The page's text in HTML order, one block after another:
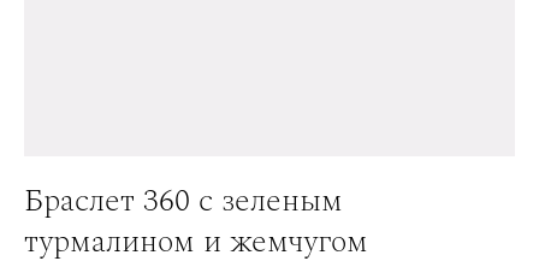
Браслет 360 с зеленым
турмалином и жемчугом